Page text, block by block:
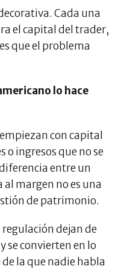
Cada una
el capital del trader,
que el problema
lo hace
con capital
o ingresos que no se
entre un
al margen no es una
de patrimonio.
dejan de
se convierten en lo
la que nadie habla